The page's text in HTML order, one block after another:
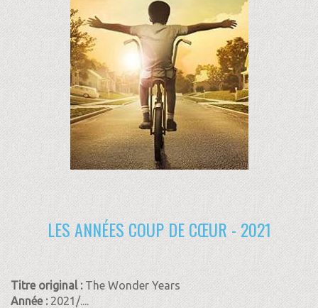
LES ANNÉES COUP DE CŒUR - 2021
Titre original : The Wonder Years
Année : 2021/....